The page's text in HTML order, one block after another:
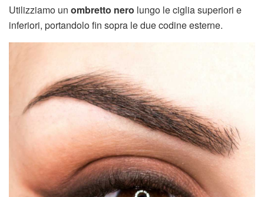
Utilizziamo un ombretto nero lungo le ciglia superiori e
inferiori, portandolo fin sopra le due codine esterne.